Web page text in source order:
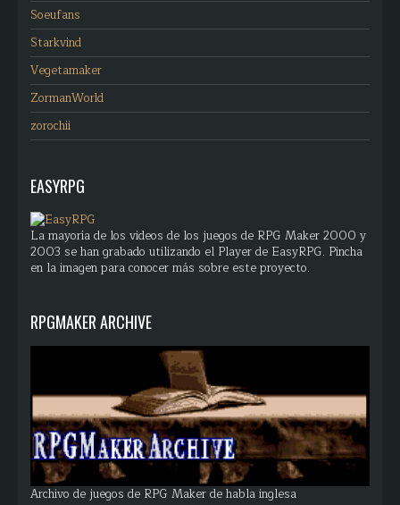
Soeufans
Starkvind
Vegetamaker
ZormanWorld
zorochii
EASYRPG
La mayoría de los videos de los juegos de RPG Maker 2000 y
2003 se han grabado utilizando el Player de EasyRPG. Pincha
en la imagen para conocer más sobre este proyecto.
RPGMAKER ARCHIVE
Archivo de juegos de RPG Maker de habla inglesa